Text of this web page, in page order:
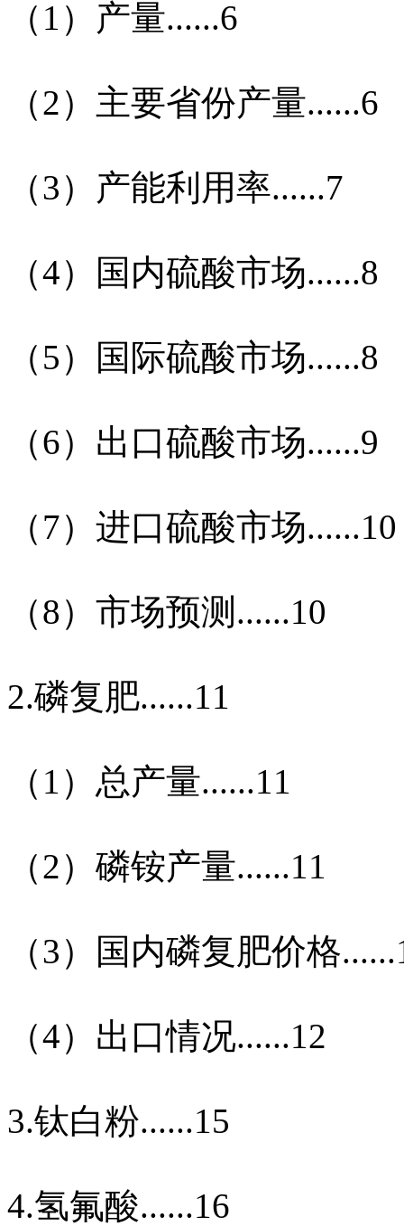
（ 1 ）产量......6
（2）主要省份产量......6
（3）产能利用率......7
（4）国内硫酸市场......8
（5）国际硫酸市场......8
（6）出口硫酸市场......9
（7）进口硫酸市场......10
（8）市场预测 ......10
2.磷复肥......11
（ 1 ）总产量......11
（2）磷铵产量......11
（3）国内磷复肥价格
（4）出口情况......12
3.钛白粉......15
4.氢氟酸......16